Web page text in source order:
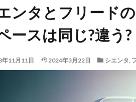
ンタとフリード
ースは同じ?違う?
年11月11日 2024年3月22日 シエンタ,